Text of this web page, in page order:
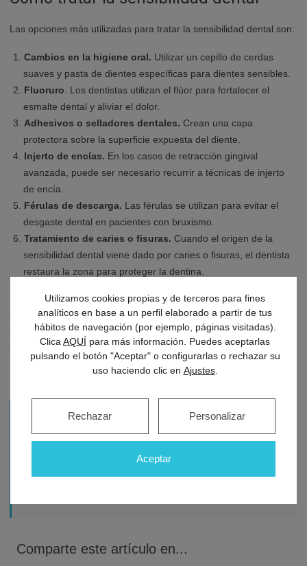
Las opciones más utilizadas para tratar la sensibilidad dental son:
Cambios en la higiene oral. Utilizar un cepillo de cerdas
suaves y pasta de dientes específicas para dientes sensibles.
Fluoruro . Los dentistas utilizan el flúor para fortalecer el
esmalte dental y aliviar el dolor.
Adhesivos o selladores dentales. Crean una capa
protectora sobre la superficie expuesta del diente.
Injerto de encías. En los casos de retracción gingival
avanzada, puede ser necesario recurrir a técnicas de injerto
de encía.
Férulas de descarga. Las férulas se utilizan para evitar el
desgaste dental en pacientes con bruxismo.
Tratamiento de caries o fisuras. Cuando el origen de la
sensibilidad dental viene dado por caries o fisuras, el dentista
restaura la zona para proteger la dentina.
En definitiva, la sensibilidad dental es una señal de que algo no
funciona correctamente en la boca, por lo que no debe ser
ignorada. ElDr. Fernando Loscos cuenta con más de 25 años de
experiencia tratando esta y otras patologías más.
Pedir cita con Dr. Fernando Loscos Morato
Comparte este artículo en...
Utilizamos cookies propias y de terceros para fines
analíticos en base a un perfil elaborado a partir de tus
hábitos de navegación (por ejemplo, páginas visitadas).
Clica AQUÍ para más información. Puedes aceptarlas
pulsando el botón "Aceptar" o configurarlas o rechazar su
uso haciendo clic en Ajustes.
Aceptar
Rechazar Personalizar